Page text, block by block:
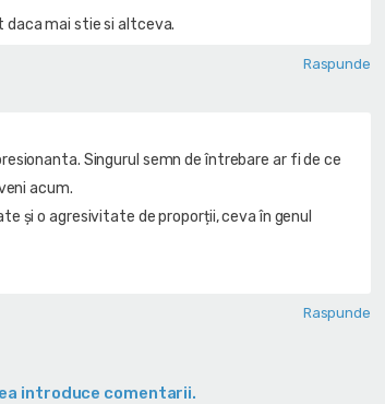
daca mai stie si altceva.
Raspunde
Singurul semn de întrebare ar fi de ce
acum.
și o agresivitate de proporții, ceva în genul
Raspunde
introduce comentarii.